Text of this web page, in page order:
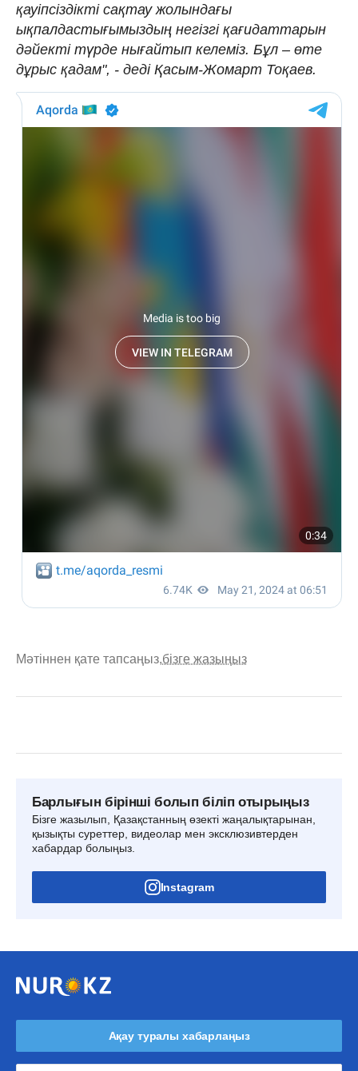
қауіпсіздікті сақтау жолындағы
ықпалдастығымыздың негізгі қағидаттарын
дәйекті түрде нығайтып келеміз. Бұл – өте
дұрыс қадам", - деді Қасым-Жомарт Тоқаев.
Мәтіннен қате тапсаңыз,бізге жазыңыз
Барлығын бірінші болып біліп отырыңыз
Бізге жазылып, Қазақстанның өзекті жаңалықтарынан,
қызықты суреттер, видеолар мен эксклюзивтерден
хабардар болыңыз.
Instagram
Ақау туралы хабарлаңыз